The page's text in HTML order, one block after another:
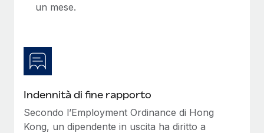
un mese.
Indennità di fine rapporto
Secondo l’Employment Ordinance di Hong
Kong, un dipendente in uscita ha diritto a